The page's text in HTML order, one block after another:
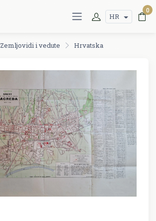
HR
0
Zemljovidi i vedute Hrvatska